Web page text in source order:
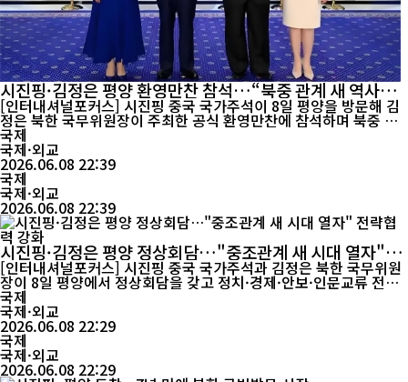
시진핑·김정은 평양 환영만찬 참석…“북중 관계 새 역사적
출발점”
[인터내셔널포커스] 시진핑 중국 국가주석이 8일 평양을 방문해 김
정은 북한 국무위원장이 주최한 공식 환영만찬에 참석하며 북중 양
국의 전략적 협력 강화를 재확인했다. 중국 관영 신화통신에 따르면
시 주석과 부인 펑리위안 여사는 이날 저녁 평양 목란관에서 열린 환
영연회에 참석했다. 만찬에는 김정은 국무위원장과 부인 리설주 여
국제
국제·외교
2026.06.08 22:39
국제
국제·외교
2026.06.08 22:39
시진핑·김정은 평양 정상회담…"중조관계 새 시대 열자"
전략협력 강화
[인터내셔널포커스] 시진핑 중국 국가주석과 김정은 북한 국무위원
장이 8일 평양에서 정상회담을 갖고 정치·경제·안보·인문교류 전반
에 걸친 협력 확대에 뜻을 모았다. 시 주석은 북한 사회주의 건설에
대한 변함없는 지지를 재확인했고, 김 위원장은 대중 관계를 북한의
‘제1 전략사업’으로 규정하며 양국 협력 강화 의지를 밝혔다. 이번
회담은 시 주석이 2019년 이후 7년 만에 북한을 방문...
국제
국제·외교
2026.06.08 22:29
국제
국제·외교
2026.06.08 22:29